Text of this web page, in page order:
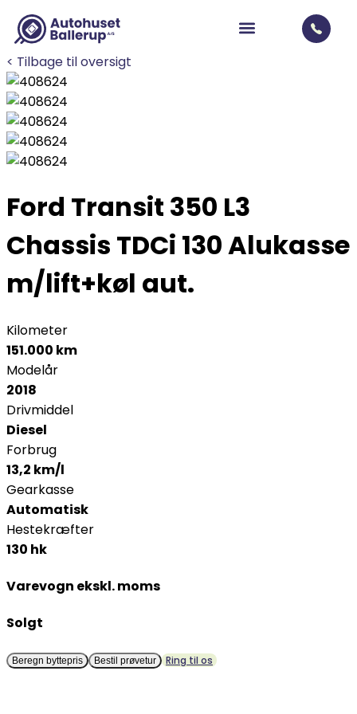
< Tilbage til oversigt
Ford Transit 350 L3
Chassis TDCi 130 Alukasse
m/lift+køl aut.
Kilometer
151.000 km
Modelår
2018
Drivmiddel
Diesel
Forbrug
13,2 km/l
Gearkasse
Automatisk
Hestekræfter
130 hk
Varevogn ekskl. moms
Solgt
Beregn byttepris Bestil prøvetur Ring til os